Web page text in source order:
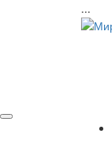
...